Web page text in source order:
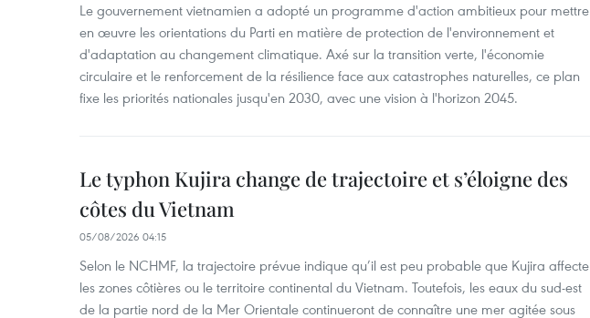
Le gouvernement vietnamien a adopté un programme d'action ambitieux pour mettre
en œuvre les orientations du Parti en matière de protection de l'environnement et
d'adaptation au changement climatique. Axé sur la transition verte, l'économie
circulaire et le renforcement de la résilience face aux catastrophes naturelles, ce plan
fixe les priorités nationales jusqu'en 2030, avec une vision à l'horizon 2045.
Le typhon Kujira change de trajectoire et s’éloigne des
côtes du Vietnam
05/08/2026 04:15
Selon le NCHMF, la trajectoire prévue indique qu’il est peu probable que Kujira affecte
les zones côtières ou le territoire continental du Vietnam. Toutefois, les eaux du sud-est
de la partie nord de la Mer Orientale continueront de connaître une mer agitée sous